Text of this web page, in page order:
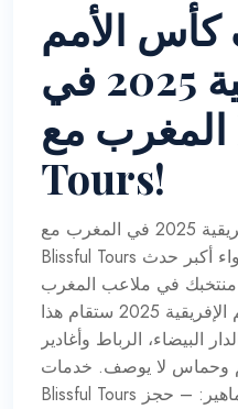
الأمم
الإفريقية 2025 في
المغرب مع Blissful
Tours!
اكتشف كأس الأمم الإفريقية 2025 في المغرب مع
Blissful Tours هل أنت مستعد لتعيش أجواء أكبر حدث
في ملاعب المغرب
الساحرة؟ بطولة كأس الأمم الإفريقية 2025 ستقام هذا
البيضاء، الرباط وأغادير
لا يوصف. خدمات